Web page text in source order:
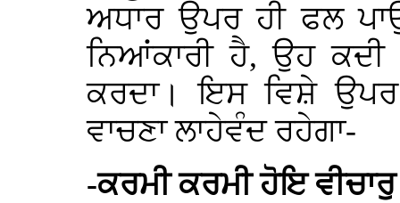
ਅਧਾਰ ਉਪਰ ਹੀ ਫਲ
ਨਿਆਂਕਾਰੀ ਹੈ, ਉਹ ਕਦੀ
ਕਰਦਾ। ਇਸ ਵਿਸ਼ੇ
ਵਾਚਣਾ ਲਾਹੇਵੰਦ ਰਹੇਗਾ-
-ਕਰਮੀ ਕਰਮੀ ਹੋਇ